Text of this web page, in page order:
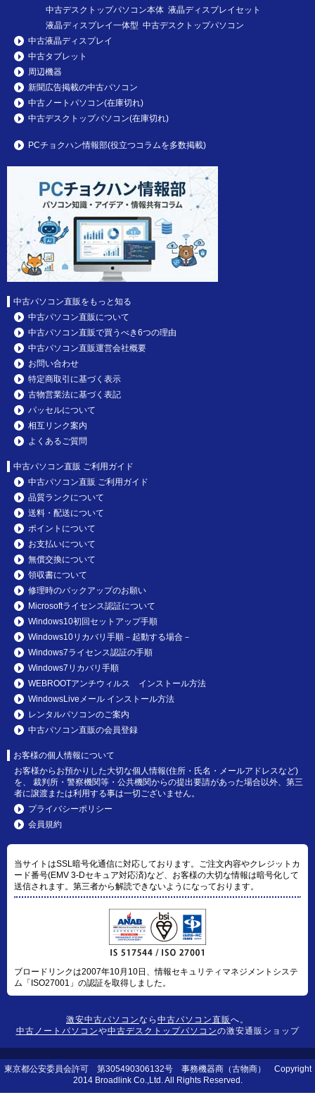
中古デスクトップパソコン本体 液晶ディスプレイセット
液晶ディスプレイ一体型 中古デスクトップパソコン
中古液晶ディスプレイ
中古タブレット
周辺機器
新聞広告掲載の中古パソコン
中古ノートパソコン(在庫切れ)
中古デスクトップパソコン(在庫切れ)
PCチョクハン情報部(役立つコラムを多数掲載)
中古パソコン直販をもっと知る
中古パソコン直販について
中古パソコン直販で買うべき6つの理由
中古パソコン直販運営会社概要
お問い合わせ
特定商取引に基づく表示
古物営業法に基づく表記
パッセルについて
相互リンク案内
よくあるご質問
中古パソコン直販 ご利用ガイド
中古パソコン直販 ご利用ガイド
品質ランクについて
送料・配送について
ポイントについて
お支払いについて
無償交換について
領収書について
修理時のバックアップのお願い
Microsoftライセンス認証について
Windows10初回セットアップ手順
Windows10リカバリ手順－起動する場合－
Windows7ライセンス認証の手順
Windows7リカバリ手順
WEBROOTアンチウィルス インストール方法
WindowsLiveメール インストール方法
レンタルパソコンのご案内
中古パソコン直販の会員登録
お客様の個人情報について
お客様からお預かりした大切な個人情報(住所・氏名・メールアドレスなど)
を、 裁判所・警察機関等・公共機関からの提出要請があった場合以外、第三
者に譲渡または利用する事は一切ございません。
プライバシーポリシー
会員規約
当サイトはSSL暗号化通信に対応しております。ご注文内容やクレジットカ
ード番号(EMV 3-Dセキュア対応済)など、お客様の大切な情報は暗号化して
送信されます。第三者から解読できないようになっております。
ブロードリンクは2007年10月10日、情報セキュリティマネジメントシステ
ム「ISO27001」の認証を取得しました。
激安中古パソコンなら 中古パソコン直販へ。
中古ノートパソコンや中古デスクトップパソコンの激安通販ショップ
東京都公安委員会許可 第305490306132号 事務機器商（古物商） Copyright
2014 Broadlink Co.,Ltd. All Rights Reserved.